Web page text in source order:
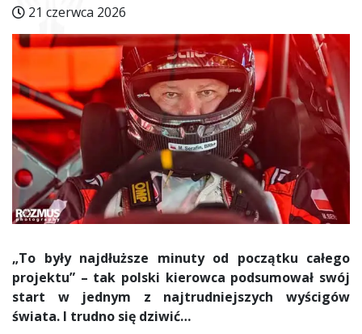
21 czerwca 2026
„To były najdłuższe minuty od początku całego
projektu” – tak polski kierowca podsumował swój
start w jednym z najtrudniejszych wyścigów
świata. I trudno się dziwić…